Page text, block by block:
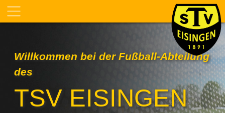
Willkommen bei der Fußball-Abteilung
des
TSV EISINGEN